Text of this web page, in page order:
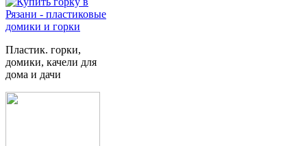
Пластик. горки,
домики, качели для
дома и дачи